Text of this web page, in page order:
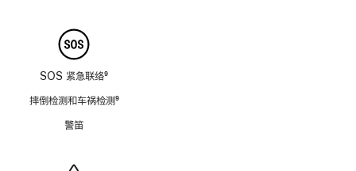
SOS 紧急联络9
摔倒检测和车祸检测9
警笛